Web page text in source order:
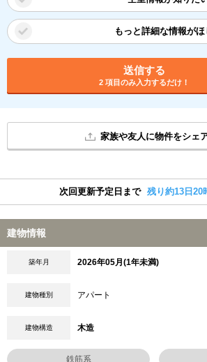
もっと詳細な情報がほ
送信する
2 項目のみ入力するだけ！
家族や友人に物件をシェ
次回更新予定日まで 残り約13日20
建物情報
築年月 2026年05月(1年未満)
建物種別 アパート
建物構造 木造
鉄筋系